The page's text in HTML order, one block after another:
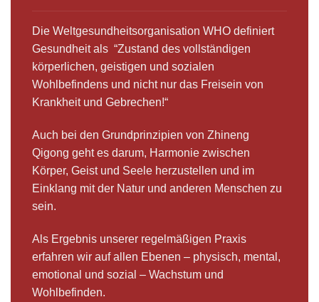
Die Weltgesundheitsorganisation WHO definiert
Gesundheit als “Zustand des vollständigen
körperlichen, geistigen und sozialen
Wohlbefindens und nicht nur das Freisein von
Krankheit und Gebrechen!“
Auch bei den Grundprinzipien von Zhineng
Qigong geht es darum, Harmonie zwischen
Körper, Geist und Seele herzustellen und im
Einklang mit der Natur und anderen Menschen zu
sein.
Als Ergebnis unserer regelmäßigen Praxis
erfahren wir auf allen Ebenen – physisch, mental,
emotional und sozial – Wachstum und
Wohlbefinden.